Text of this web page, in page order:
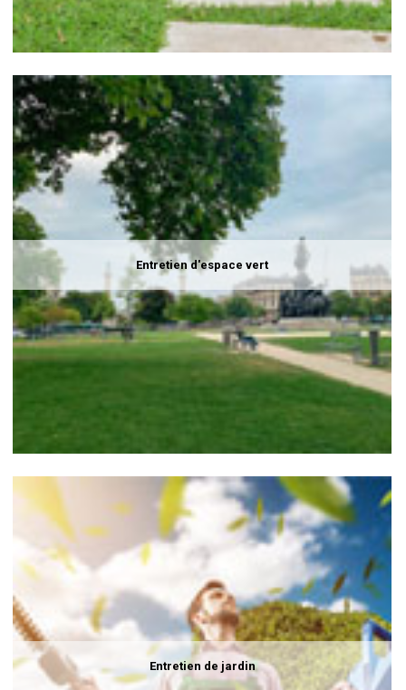
Entretien d'espace vert
Entretien de jardin